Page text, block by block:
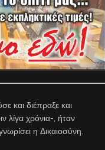
και διέπραξε και
λίγα χρόνια-, ήταν
η Δικαιοσύνη.